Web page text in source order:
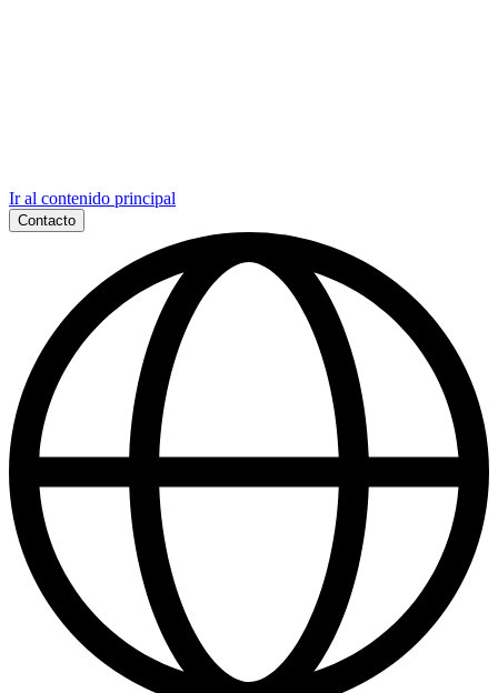
Ir al contenido principal
Contacto